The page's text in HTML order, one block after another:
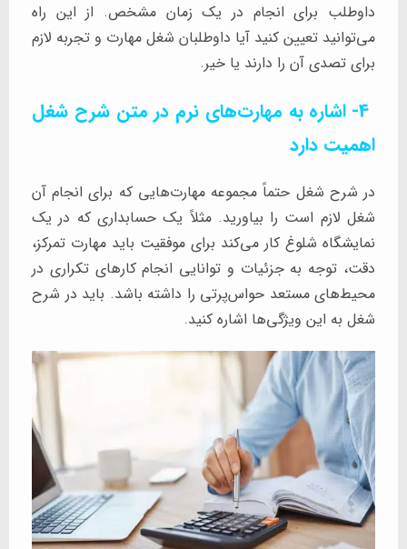
داوطلب برای انجام در یک زمان مشخص. از این راه
می‌توانید تعیین کنید آیا داوطلبان شغل مهارت و تجربه لازم
برای تصدی آن را دارند یا خیر.
4- اشاره به مهارت‌های نرم در متن شرح شغل
اهمیت دارد
در شرح شغل حتماً مجموعه مهارت‌هایی که برای انجام آن
شغل لازم است را بیاورید. مثلاً یک حسابداری که در یک
نمایشگاه شلوغ کار می‌کند برای موفقیت باید مهارت تمرکز،
دقت، توجه به جزئیات و توانایی انجام کارهای تکراری در
محیط‌های مستعد حواس‌پرتی را داشته باشد. باید در شرح
شغل به این ویژگی‌ها اشاره کنید.